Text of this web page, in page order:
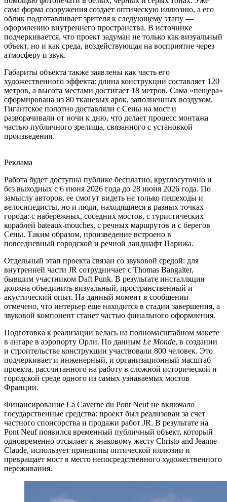
сама форма сооружения создает оптическую иллюзию, а его
облик подготавливает зрителя к следующему этапу —
оформлению внутреннего пространства. В источнике
подчеркивается, что проект задуман не только как визуальный
объект, но и как среда, воздействующая на восприятие через
атмосферу и звук.
Габариты объекта также заявлены как часть его
художественного эффекта: длина конструкции составляет 120
метров, а высота местами достигает 18 метров. Сама «пещера»
сформирована из 80 тканевых арок, заполненных воздухом.
Гигантское полотно доставляли с Сены на мост и
разворачивали от ночи к дню, что делает процесс монтажа
частью публичного зрелища, связанного с установкой
произведения.
Реклама
Работа будет доступна публике бесплатно, круглосуточно и
без выходных с 6 июня 2026 года до 28 июня 2026 года. По
замыслу авторов, ее смогут видеть не только пешеходы и
велосипедисты, но и люди, находящиеся в разных точках
города: с набережных, соседних мостов, с туристических
кораблей bateaux-mouches, с речных маршрутов и с берегов
Сены. Таким образом, произведение встроено в
повседневный городской и речной ландшафт Парижа.
Отдельный этап проекта связан со звуковой средой: для
внутренней части JR сотрудничает с Thomas Bangalter,
бывшим участником Daft Punk. В результате инсталляция
должна объединить визуальный, пространственный и
акустический опыт. На данный момент в сообщении
отмечено, что интерьер еще находится в стадии завершения, а
звуковой компонент станет частью финального оформления.
Подготовка к реализации велась на полномасштабном макете
в ангаре в аэропорту Орли. По данным Le Monde, в создании
и строительстве конструкции участвовали 800 человек. Это
подчеркивает и инженерный, и организационный масштаб
проекта, рассчитанного на работу в сложной исторической и
городской среде одного из самых узнаваемых мостов
Франции.
Финансирование La Caverne du Pont Neuf не включало
государственные средства: проект был реализован за счет
частного спонсорства и продажи работ JR. В результате на
Pont Neuf появился временный публичный объект, который
одновременно отсылает к знаковому жесту Christo and Jeanne-
Claude, использует принципы оптической иллюзии и
превращает мост в место непосредственного художественного
переживания.